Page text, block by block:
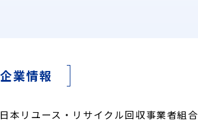
企業情報
本リユース・リサイクル回収事業者組合